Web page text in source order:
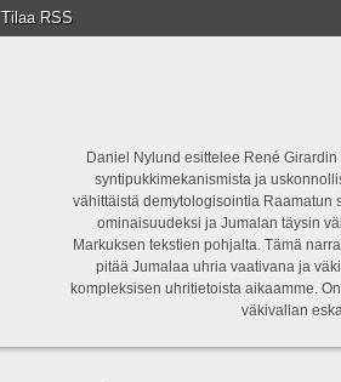
Tilaa RSS
Daniel Nylund esittelee René
syntipukkimekanismista ja
vähittäistä demytologisointia Raamatun
ominaisuudeksi ja Jumalan täysin
Markuksen tekstien pohjalta. Tämä
pitää Jumalaa uhria vaativana ja
kompleksisen uhritietoista aikaamme.
väkivallan